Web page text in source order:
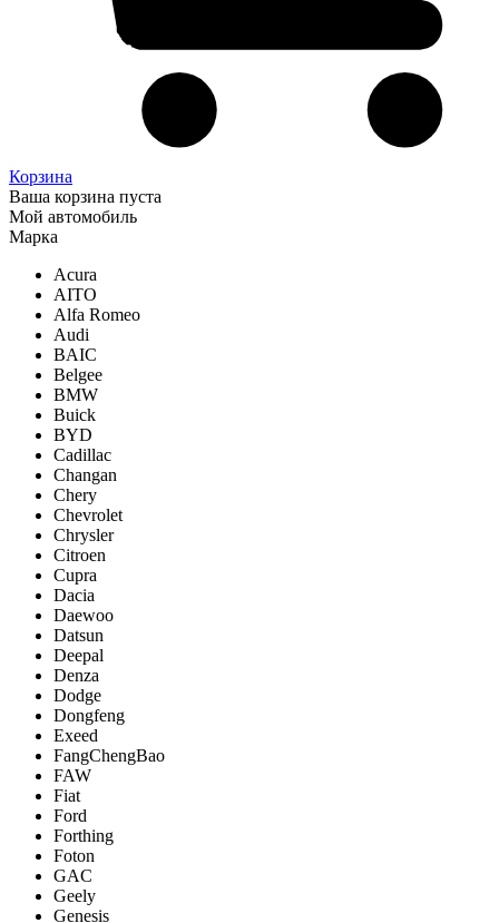
Корзина
Ваша корзина пуста
Мой автомобиль
Марка
Acura
AITO
Alfa Romeo
Audi
BAIC
Belgee
BMW
Buick
BYD
Cadillac
Changan
Chery
Chevrolet
Chrysler
Citroen
Cupra
Dacia
Daewoo
Datsun
Deepal
Denza
Dodge
Dongfeng
Exeed
FangChengBao
FAW
Fiat
Ford
Forthing
Foton
GAC
Geely
Genesis